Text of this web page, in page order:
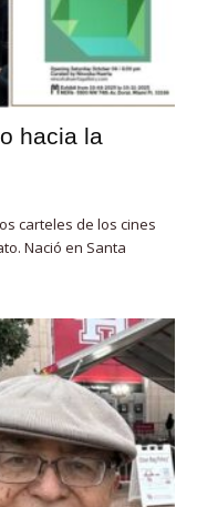
hacia la
carteles de los cines
Nació en Santa